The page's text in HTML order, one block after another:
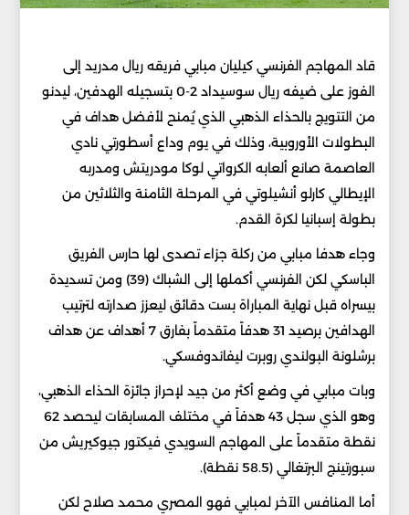
قاد المهاجم الفرنسي كيليان مبابي فريقه ريال مدريد إلى
الفوز على ضيفه ريال سوسيداد 2-0 بتسجيله الهدفين، ليدنو
من التتويج بالحذاء الذهبي الذي يُمنح لأفضل هداف في
البطولات الأوروبية، وذلك في يوم وداع أسطورتي نادي
العاصمة صانع ألعابه الكرواتي لوكا مودريتش ومدربه
الإيطالي كارلو أنشيلوتي في المرحلة الثامنة والثلاثين من
بطولة إسبانيا لكرة القدم.
وجاء هدفا مبابي من ركلة جزاء تصدى لها حارس الفريق
الباسكي لكن الفرنسي أكملها إلى الشباك (39) ومن تسديدة
بيسراه قبل نهاية المباراة بست دقائق ليعزز صدارته لترتيب
الهدافين برصيد 31 هدفاً متقدماً بفارق 7 أهداف عن هداف
برشلونة البولندي روبرت ليفاندوفسكي.
وبات مبابي في وضع أكثر من جيد لإحراز جائزة الحذاء الذهبي،
وهو الذي سجل 43 هدفاً في مختلف المسابقات ليحصد 62
نقطة متقدماً على المهاجم السويدي فيكتور جيوكيريش من
سبورتينج البرتغالي (58.5 نقطة).
أما المنافس الآخر لمبابي فهو المصري محمد صلاح لكن